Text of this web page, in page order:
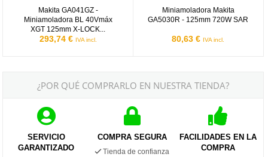
Makita GA041GZ -
Miniamoladora BL 40Vmáx
XGT 125mm X-LOCK...
293,74 € IVA incl.
Miniamoladora Makita
GA5030R - 125mm 720W SAR
80,63 € IVA incl.
¿POR QUÉ COMPRARLO EN NUESTRA TIENDA?
SERVICIO
GARANTIZADO
COMPRA SEGURA
Tienda de confianza
FACILIDADES EN LA
COMPRA